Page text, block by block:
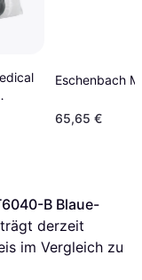
Eschenbach
65,65 €
B Blaue-